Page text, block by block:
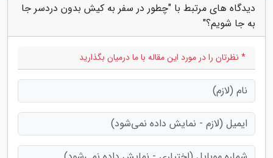
دیدگاه های مرتبط با "چطور در سفر به کیش بدون دردسر جا
به جا شویم؟"
* نظرتان را در مورد این مقاله با ما درمیان بگذارید